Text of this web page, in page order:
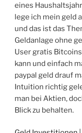
eines
lege ich mein geld
und das ist das
Geldanlage ohne
User gratis
kann und einfach
paypal geld drauf
Intuition richtig
man bei Aktien,
Blick zu behalten.